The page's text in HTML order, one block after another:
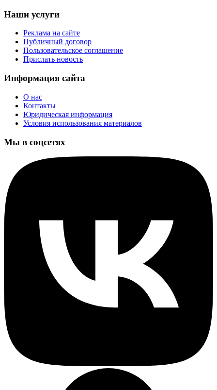
Наши услуги
Реклама на сайте
Публичный договор
Пользовательское соглашение
Прислать новость
Информация сайта
О нас
Контакты
Юридическая информация
Условия использования материалов
Мы в соцсетях